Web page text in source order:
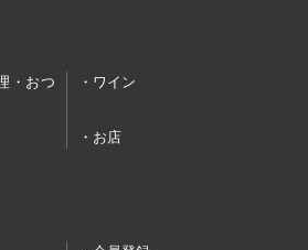
・おつ
ワイン
お店